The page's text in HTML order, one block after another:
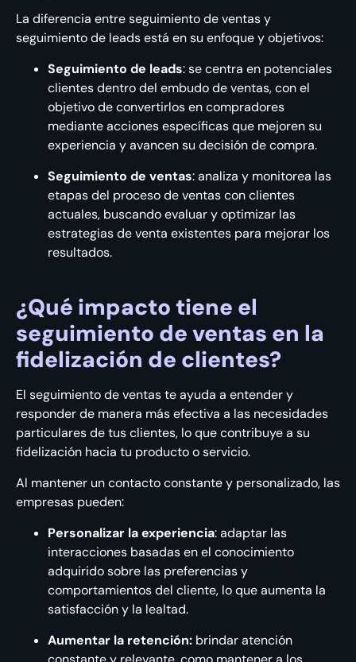
La diferencia entre seguimiento de ventas y
seguimiento de leads está en su enfoque y objetivos:
Seguimiento de leads: se centra en potenciales
clientes dentro del embudo de ventas, con el
objetivo de convertirlos en compradores
mediante acciones específicas que mejoren su
experiencia y avancen su decisión de compra.
Seguimiento de ventas: analiza y monitorea las
etapas del proceso de ventas con clientes
actuales, buscando evaluar y optimizar las
estrategias de venta existentes para mejorar los
resultados.
¿Qué impacto tiene el
seguimiento de ventas en la
fidelización de clientes?
El seguimiento de ventas te ayuda a entender y
responder de manera más efectiva a las necesidades
particulares de tus clientes, lo que contribuye a su
fidelización hacia tu producto o servicio.
Al mantener un contacto constante y personalizado, las
empresas pueden:
Personalizar la experiencia: adaptar las
interacciones basadas en el conocimiento
adquirido sobre las preferencias y
comportamientos del cliente, lo que aumenta la
satisfacción y la lealtad.
Aumentar la retención: brindar atención